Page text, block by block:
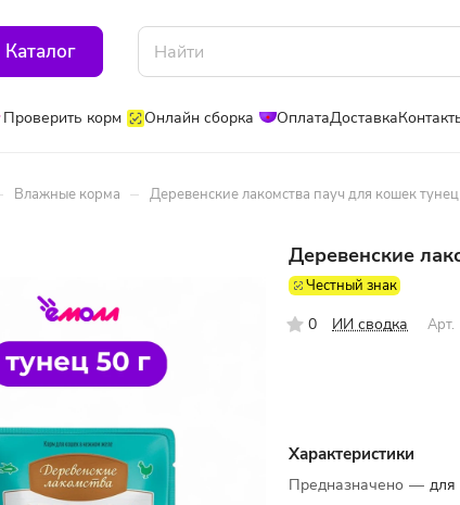
Каталог
Проверить корм Онлайн сборка ОплатаДоставка
Влажные корма – Деревенские лакомства пауч для кошек
Деревенские
Честный знак
0 ИИ сводка Арт.
Характеристики
Предназначено —